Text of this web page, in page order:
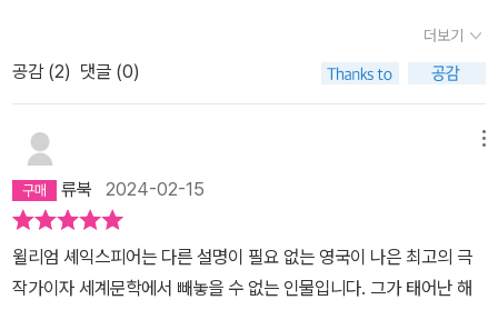
더보기
공감 (2) 댓글 (0)
류북 2024-02-15
윌리엄 셰익스피어는 다른 설명이 필요 없는 영국이 나은 최고의 극
작가이자 세계문학에서 빼놓을 수 없는 인물입니다. 그가 태어난 해